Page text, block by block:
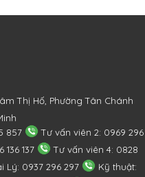
Thị Hố, PhườngTân Chánh
857
Tư vấn viên 2: 0969 296
137
Tư vấn viên 4: 0828
Lý: 0937 296 297
Kỹ thuật: